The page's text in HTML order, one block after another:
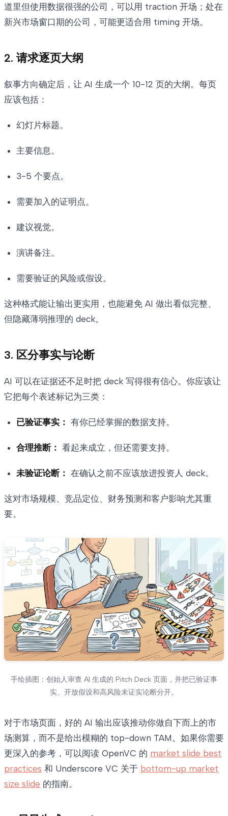
道里但使用数据很强的公司，可以用 traction 开场；处在
新兴市场窗口期的公司，可能更适合用 timing 开场。
2. 请求逐页大纲
叙事方向确定后，让 AI 生成一个 10-12 页的大纲。每页
应该包括：
幻灯片标题。
主要信息。
3-5 个要点。
需要加入的证明点。
建议视觉。
演讲备注。
需要验证的风险或假设。
这种格式能让输出更实用，也能避免 AI 做出看似完整、
但隐藏薄弱推理的 deck。
3. 区分事实与论断
AI 可以在证据还不足时把 deck 写得很有信心。你应该让
它把每个表述标记为三类：
已验证事实： 有你已经掌握的数据支持。
合理推断： 看起来成立，但还需要支持。
未验证论断： 在确认之前不应该放进投资人 deck。
这对市场规模、竞品定位、财务预测和客户影响尤其重
要。
手绘插图：创始人审查 AI 生成的 Pitch Deck 页面，并把已验证事
实、开放假设和高风险未证实论断分开。
对于市场页面，好的 AI 输出应该推动你做自下而上的市
场测算，而不是给出模糊的 top-down TAM。如果你需要
更深入的参考，可以阅读 OpenVC 的 market slide best
practices 和 Underscore VC 关于 bottom-up market
size slide 的指南。